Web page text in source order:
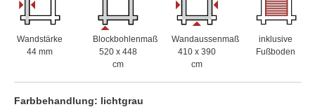
Wandstärke
44 mm
Blockbohlenmaß
520 x 448
cm
Wandaussenmaß
410 x 390
cm
inklusive
Fußboden
Farbbehandlung: lichtgrau